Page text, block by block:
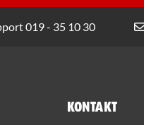
019 - 35 10 30
Kontakt